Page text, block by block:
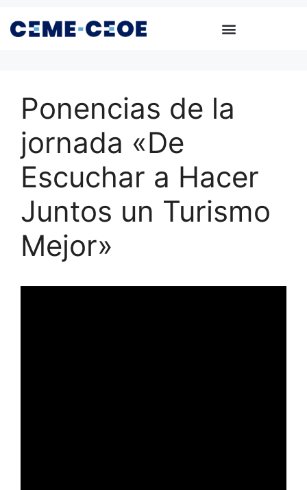
Ponencias de la
jornada «De
Escuchar a Hacer
Juntos un Turismo
Mejor»